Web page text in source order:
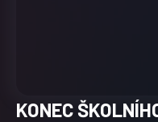
KONEC